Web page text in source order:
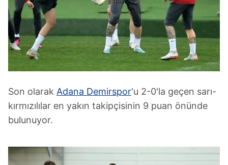
Son olarak Adana Demirspor'u 2-0'la geçen sarı-
kırmızılılar en yakın takipçisinin 9 puan önünde
bulunuyor.